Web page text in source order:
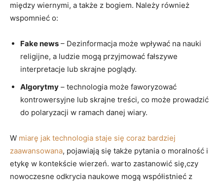
między wiernymi, a także z bogiem. Należy również
wspomnieć o:
Fake news – Dezinformacja może wpływać na nauki
religijne, a ludzie mogą przyjmować fałszywe
interpretacje lub skrajne poglądy.
Algorytmy – technologia może faworyzować
kontrowersyjne lub skrajne treści, co może prowadzić
do polaryzacji w ramach danej wiary.
W miarę jak technologia staje się coraz bardziej
zaawansowana, pojawiają się także pytania o moralność i
etykę w kontekście wierzeń. warto zastanowić się,czy
nowoczesne odkrycia naukowe mogą współistnieć z